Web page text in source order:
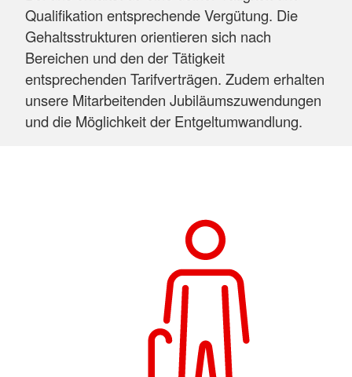
Qualifikation entsprechende Vergütung. Die
Gehaltsstrukturen orientieren sich nach
Bereichen und den der Tätigkeit
entsprechenden Tarifverträgen. Zudem erhalten
unsere Mitarbeitenden Jubiläumszuwendungen
und die Möglichkeit der Entgeltumwandlung.